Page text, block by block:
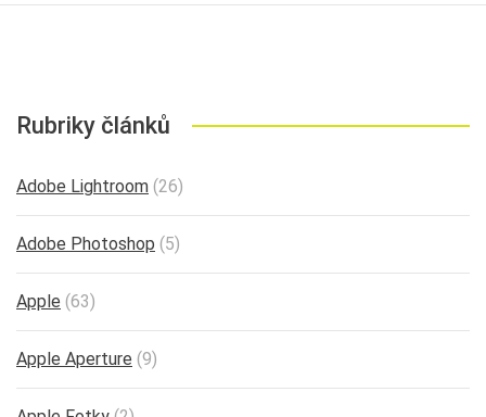
Rubriky článků
Adobe Lightroom (26)
Adobe Photoshop (5)
Apple (63)
Apple Aperture (9)